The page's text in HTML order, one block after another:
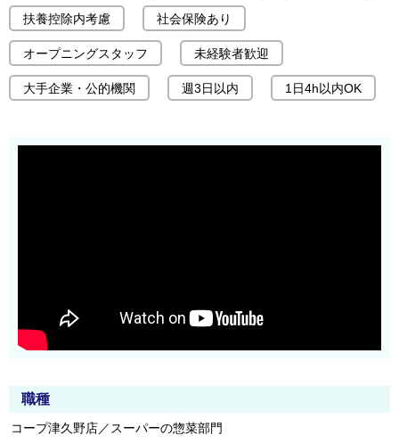
扶養控除内考慮 社会保険あり
オープニングスタッフ 未経験者歓迎
大手企業・公的機関 週3日以内 1日4h以内OK
職種
コープ津久野店／スーパーの惣菜部門